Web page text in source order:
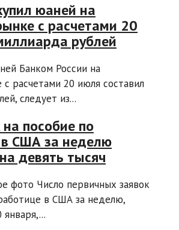
юаней на
с расчетами 20
рублей
Банком России на
расчетами 20 июля составил
следует из...
пособие по
в США за неделю
девять тысяч
фото Число первичных заявок
в США за неделю,